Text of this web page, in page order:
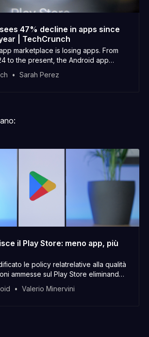
47% decline in apps since
| TechCrunch
marketplace is losing apps. From
to the present, the Android app
from hosting about 3.4 million apps
Sarah Perez
il Play Store: meno app, più
le policy relatrelative alla qualità
ammesse sul Play Store eliminando
app presenti sullo store digitale.
Valerio Minervini